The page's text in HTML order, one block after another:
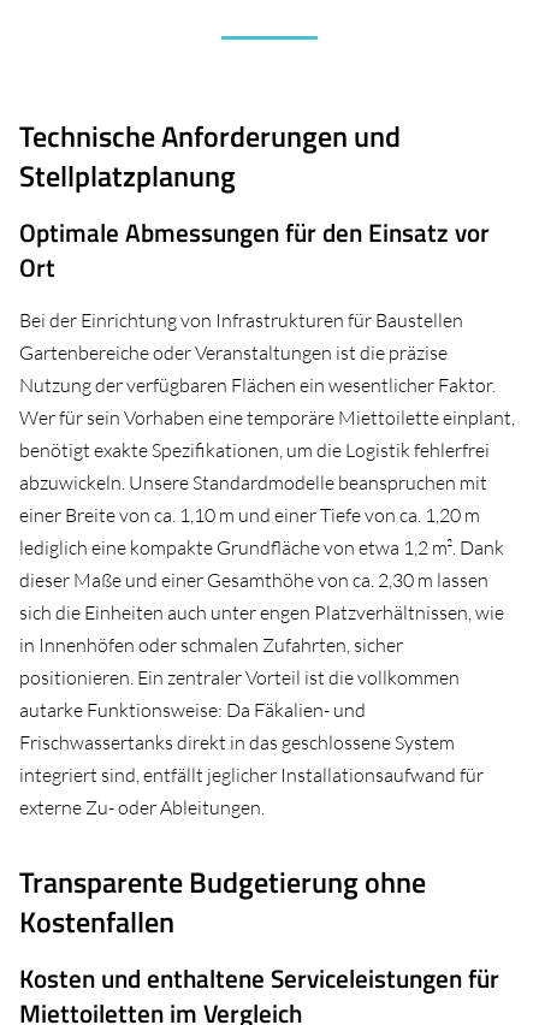
Technische Anforderungen und
Stellplatzplanung
Optimale Abmessungen für den Einsatz vor
Ort
Bei der Einrichtung von Infrastrukturen für Baustellen
Gartenbereiche oder Veranstaltungen ist die präzise
Nutzung der verfügbaren Flächen ein wesentlicher Faktor.
Wer für sein Vorhaben eine temporäre Miettoilette einplant,
benötigt exakte Spezifikationen, um die Logistik fehlerfrei
abzuwickeln. Unsere Standardmodelle beanspruchen mit
einer Breite von ca. 1,10 m und einer Tiefe von ca. 1,20 m
lediglich eine kompakte Grundfläche von etwa 1,2 m². Dank
dieser Maße und einer Gesamthöhe von ca. 2,30 m lassen
sich die Einheiten auch unter engen Platzverhältnissen, wie
in Innenhöfen oder schmalen Zufahrten, sicher
positionieren. Ein zentraler Vorteil ist die vollkommen
autarke Funktionsweise: Da Fäkalien- und
Frischwassertanks direkt in das geschlossene System
integriert sind, entfällt jeglicher Installationsaufwand für
externe Zu- oder Ableitungen.
Transparente Budgetierung ohne
Kostenfallen
Kosten und enthaltene Serviceleistungen für
Miettoiletten im Vergleich